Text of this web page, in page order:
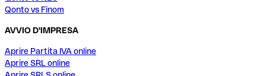
Qonto vs Finom
AVVIO D'IMPRESA
Aprire Partita IVA online
Aprire SRL online